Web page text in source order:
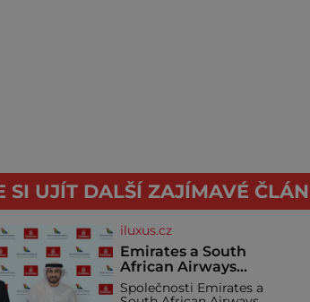
SI UJÍT DALŠÍ ZAJÍMAVÉ
iluxus.cz
Emirates a South
African Airways
rozšiřují partnerství.
Cestujícím nově
Společnosti Emirates a